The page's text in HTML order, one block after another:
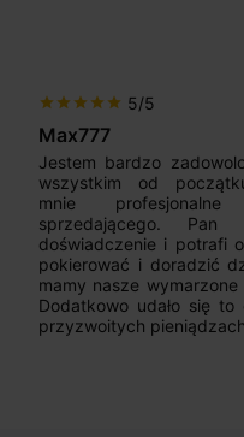
star star star star star 5/5
Max777
Jestem bardzo
wszystkim od
mnie profesjonalne
sprzedającego.
doświadczenie i potrafi
pokierować i doradzić
mamy nasze wymarzone
Dodatkowo udało się to
przyzwoitych